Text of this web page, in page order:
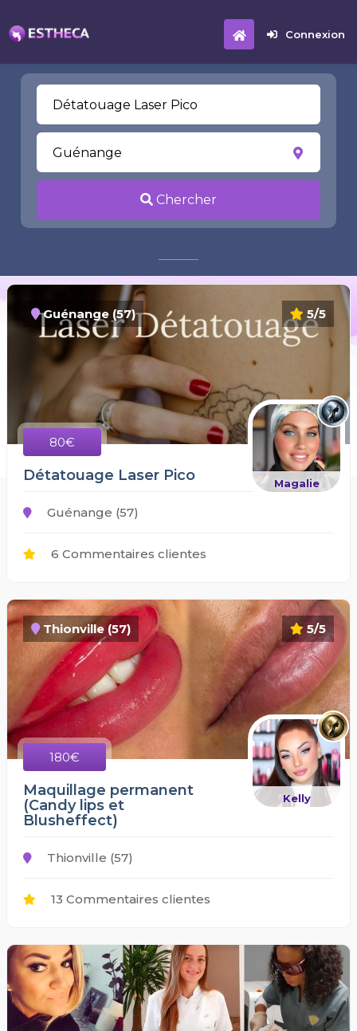
Connexion
Chercher
5/5
Guénange (57)
80€
Magalie
Détatouage Laser Pico
Guénange (57)
6 Commentaires clientes
5/5
Thionville (57)
180€
Kelly
Maquillage permanent
(Candy lips et
Blusheffect)
Thionville (57)
13 Commentaires clientes